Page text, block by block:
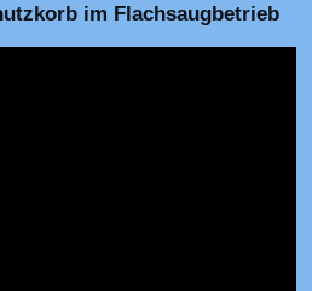
im Flachsaugbetrieb